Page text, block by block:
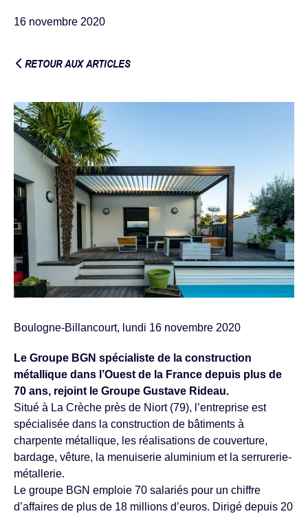
16 novembre 2020
RETOUR AUX ARTICLES
Boulogne-Billancourt, lundi 16 novembre 2020
Le Groupe BGN spécialiste de la construction
métallique dans l’Ouest de la France depuis plus de
70 ans, rejoint le Groupe Gustave Rideau.
Situé à La Crèche près de Niort (79), l’entreprise est
spécialisée dans la construction de bâtiments à
charpente métallique, les réalisations de couverture,
bardage, vêture, la menuiserie aluminium et la serrurerie-
métallerie.
Le groupe BGN emploie 70 salariés pour un chiffre
d’affaires de plus de 18 millions d’euros. Dirigé depuis 20